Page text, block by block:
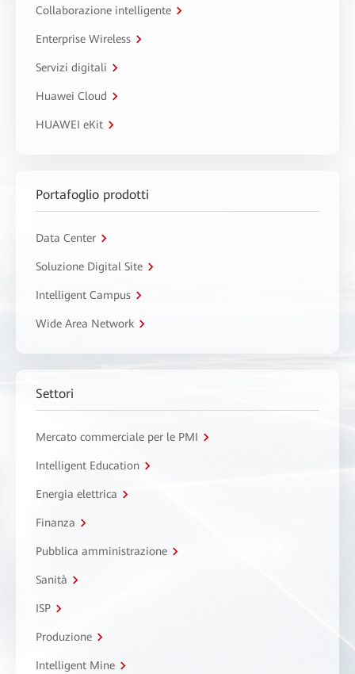
Collaborazione intelligente
Enterprise Wireless
Servizi digitali
Huawei Cloud
HUAWEI eKit
Portafoglio prodotti
Data Center
Soluzione Digital Site
Intelligent Campus
Wide Area Network
Settori
Mercato commerciale per le PMI
Intelligent Education
Energia elettrica
Finanza
Pubblica amministrazione
Sanità
ISP
Produzione
Intelligent Mine